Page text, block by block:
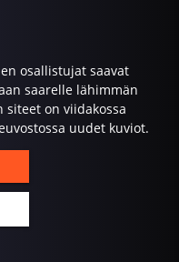
osallistujat saavat
saarelle lähimmän
on viidakossa
uudet kuviot.